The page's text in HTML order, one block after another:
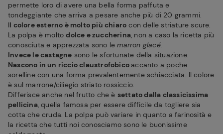
permette loro di avere una bella forma paffuta e
tondeggiante che arriva a pesare anche più di 20 grammi.
Il colore esterno è molto più chiaro con delle striature scure.
La polpa è moltodolce e zuccherina, non a caso la ricetta più
conosciuta e apprezzata sono lemarron glacé.
Invece le castagne sono le sfortunate della situazione.
Nascono in un riccio claustrofobico accanto a poche
sorelline con una forma prevalentemente schiacciata. Il colore
è sul marrone/ciliegio striato rossiccio.
Differisce anche nel frutto che è settato dalla classicissima
pellicina, quella famosa per essere difficile da togliere sia
cotta che cruda. La polpa può variare in quanto a farinosità e
la ricetta che tutti noi conosciamo sono le buonissime